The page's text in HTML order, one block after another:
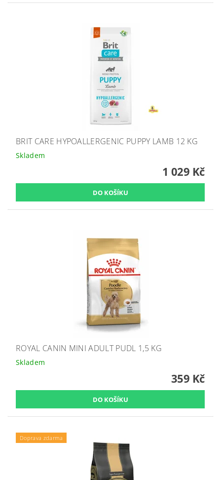
BRIT CARE HYPOALLERGENIC PUPPY LAMB 12 KG
Skladem
1 029 Kč
ROYAL CANIN MINI ADULT PUDL 1,5 KG
Skladem
359 Kč
Doprava zdarma